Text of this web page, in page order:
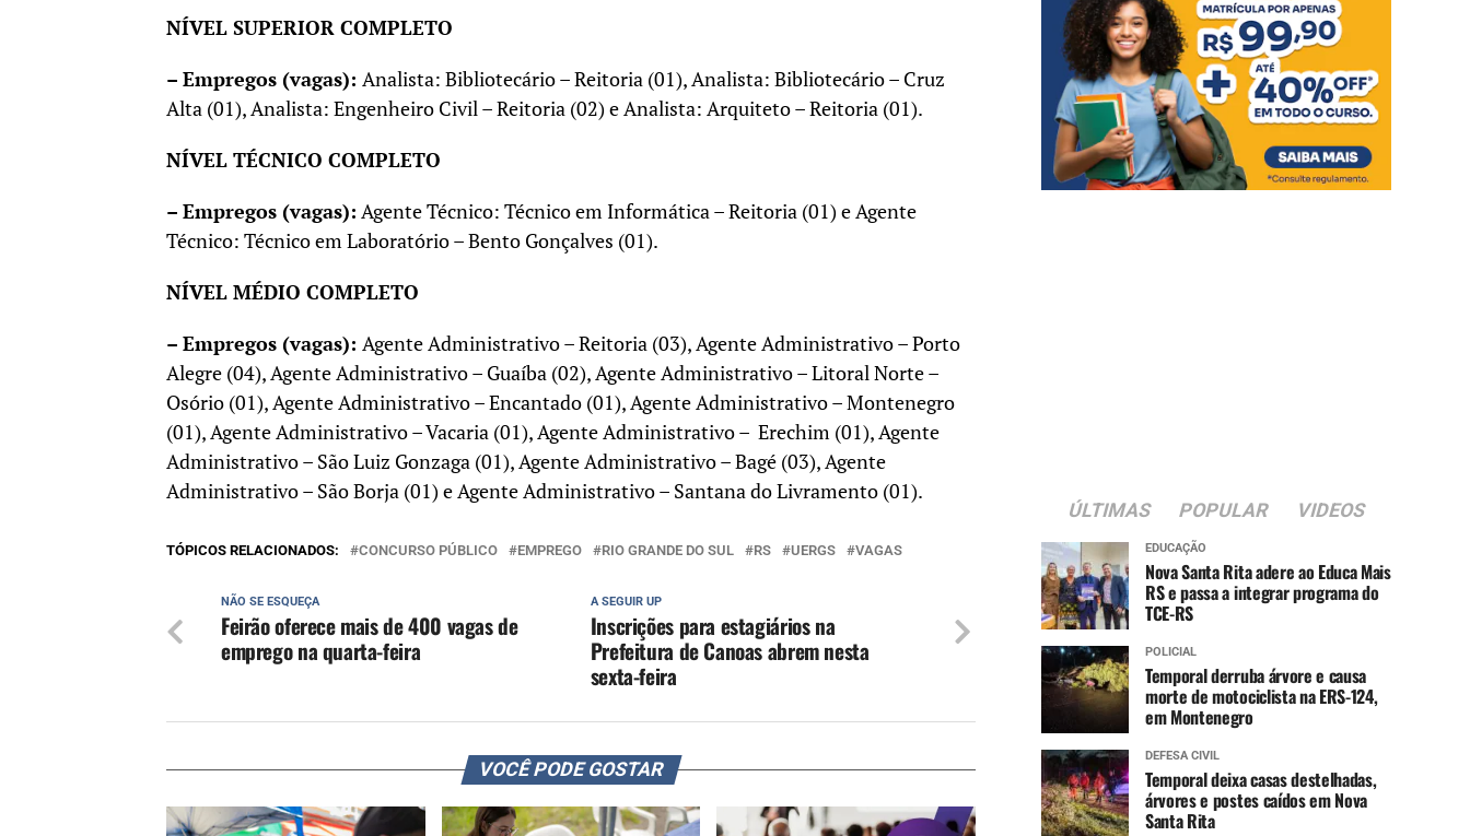
NÍVEL SUPERIOR COMPLETO
– Empregos (vagas): Analista: Bibliotecário – Reitoria (01), Analista: Bibliotecário – Cruz
Alta (01), Analista: Engenheiro Civil – Reitoria (02) e Analista: Arquiteto – Reitoria (01).
NÍVEL TÉCNICO COMPLETO
– Empregos (vagas): Agente Técnico: Técnico em Informática – Reitoria (01) e Agente
Técnico: Técnico em Laboratório – Bento Gonçalves (01).
NÍVEL MÉDIO COMPLETO
– Empregos (vagas): Agente Administrativo – Reitoria (03), Agente Administrativo – Porto
Alegre (04), Agente Administrativo – Guaíba (02), Agente Administrativo – Litoral Norte –
Osório (01), Agente Administrativo – Encantado (01), Agente Administrativo – Montenegro
(01), Agente Administrativo – Vacaria (01), Agente Administrativo – Erechim (01), Agente
Administrativo – São Luiz Gonzaga (01), Agente Administrativo – Bagé (03), Agente
Administrativo – São Borja (01) e Agente Administrativo – Santana do Livramento (01).
TÓPICOS RELACIONADOS: CONCURSO PÚBLICO EMPREGO RIO GRANDE DO SUL RS UERGS VAGAS
A SEGUIR UP
Inscrições para estagiários na
Prefeitura de Canoas abrem nesta
sexta-feira
NÃO SE ESQUEÇA
Feirão oferece mais de 400 vagas de
emprego na quarta-feira
VOCÊ PODE GOSTAR
ÚLTIMAS POPULAR VIDEOS
EDUCAÇÃO
Nova Santa Rita adere ao Educa Mais
RS e passa a integrar programa do
TCE-RS
POLICIAL
Temporal derruba árvore e causa
morte de motociclista na ERS-124,
em Montenegro
DEFESA CIVIL
Temporal deixa casas destelhadas,
árvores e postes caídos em Nova
Santa Rita